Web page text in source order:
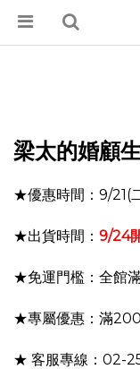
梁太的婚顧
★優惠時間：9/21(
★出貨時間： 9/24
★免運門檻：全館
★專屬優惠： 滿
★ 客服專線：02-